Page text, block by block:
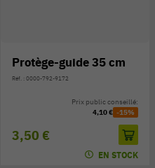
Protège-guide 35 cm
Réf. : 0000-792-9172
3,50 €
Prix public conseillé:
4,10 € -15%
EN STOCK